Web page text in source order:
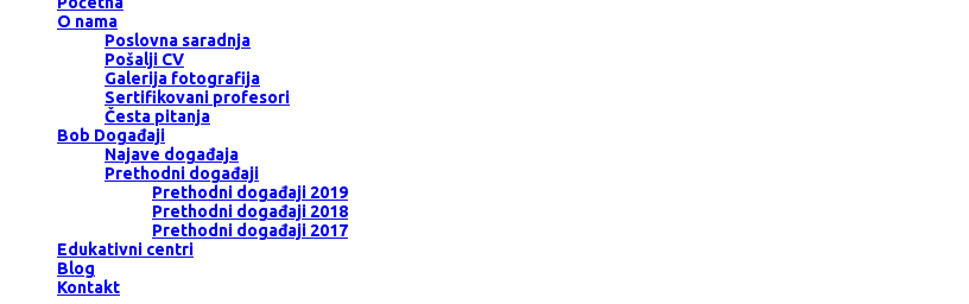
O nama
Poslovna saradnja
Pošalji CV
Galerija fotografija
Sertifikovani profesori
Česta pitanja
Bob Događaji
Najave događaja
Prethodni događaji
Prethodni događaji 2019
Prethodni događaji 2018
Prethodni događaji 2017
Edukativni centri
Blog
Kontakt